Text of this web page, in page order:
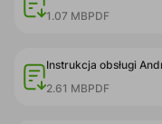
1.07 MBPDF
Instrukcja obsługi
2.61 MBPDF